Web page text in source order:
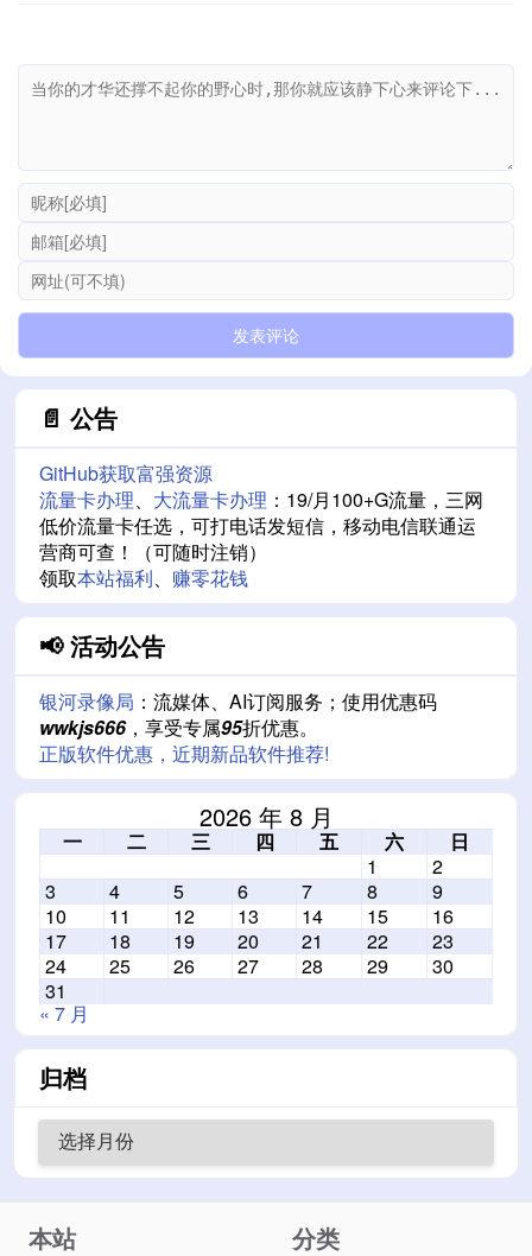
📄 公告
GitHub获取富强资源
流量卡办理
大流量卡办理 ：19/月100+G流量，三网
低价流量卡任选，可打电话发短信，移动电信联通运
营商可查！（可随时注销）
领取本站福利 赚零花钱
📢 活动公告
银河录像局 ：流媒体、AI订阅服务；使用优惠码
wwkjs666，享受专属95折优惠。
正版软件优惠，近期新品软件推荐!
2026 年 8 月
一 二 三 四 五 六
日
1
2
3
4 5 6 7 8
9
10
11 12 13 14 15
16
17
18 19 20 21 22
23
24
25 26 27 28 29
30
31
« 7 月
归档
本站 分类